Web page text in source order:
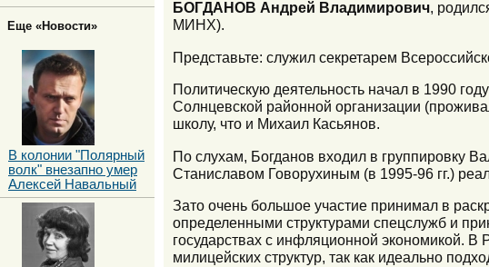
БОГДАНОВ Андрей Владимирович,
МИНХ).
Представьте: служил секретарем
Политическую деятельность начал в 1990
Солнцевской районной организации
школу, что и Михаил Касьянов.
По слухам, Богданов входил в группировку
Станиславом Говорухиным (в 1995-96 гг.)
Зато очень большое участие принимал в
определенными структурами спецслужб и
государствах с инфляционной экономикой.
милицейских структур, так как идеально
Еще «Новости»
В колонии "Полярный
волк" внезапно умер
Алексей Навальный